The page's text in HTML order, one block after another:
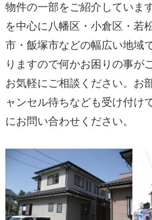
物件の一部をご紹介していま
を中心に八幡区・小倉区・若
市・飯塚市などの幅広い地域
りますので何かお困りの事が
お気軽にご相談ください。お
ャンセル待ちなども受け付け
にお問い合わせください。